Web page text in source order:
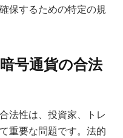
保するための特定の規
号通貨の合法
法性は、投資家、トレ
重要な問題です。法的